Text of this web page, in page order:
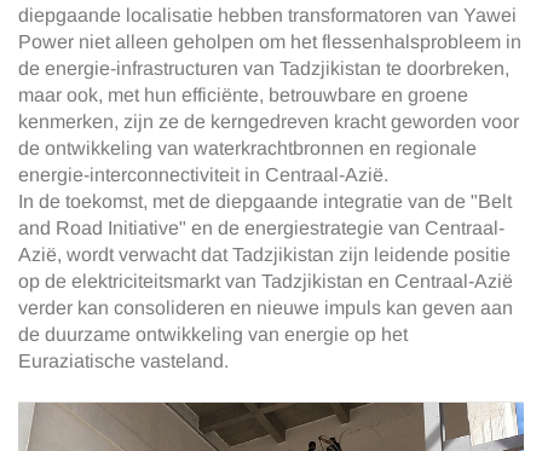
diepgaande localisatie hebben transformatoren van Yawei
Power niet alleen geholpen om het flessenhalsprobleem in
de energie-infrastructuren van Tadzjikistan te doorbreken,
maar ook, met hun efficiënte, betrouwbare en groene
kenmerken, zijn ze de kerngedreven kracht geworden voor
de ontwikkeling van waterkrachtbronnen en regionale
energie-interconnectiviteit in Centraal-Azië.
In de toekomst, met de diepgaande integratie van de "Belt
and Road Initiative" en de energiestrategie van Centraal-
Azië, wordt verwacht dat Tadzjikistan zijn leidende positie
op de elektriciteitsmarkt van Tadzjikistan en Centraal-Azië
verder kan consolideren en nieuwe impuls kan geven aan
de duurzame ontwikkeling van energie op het
Euraziatische vasteland.